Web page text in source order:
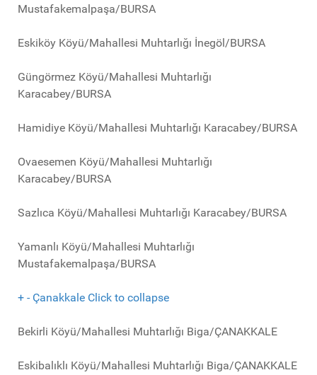
Mustafakemalpaşa/BURSA
Eskiköy Köyü/Mahallesi Muhtarlığı İnegöl/BURSA
Güngörmez Köyü/Mahallesi Muhtarlığı
Karacabey/BURSA
Hamidiye Köyü/Mahallesi Muhtarlığı Karacabey/BURSA
Ovaesemen Köyü/Mahallesi Muhtarlığı
Karacabey/BURSA
Sazlıca Köyü/Mahallesi Muhtarlığı Karacabey/BURSA
Yamanlı Köyü/Mahallesi Muhtarlığı
Mustafakemalpaşa/BURSA
+ - Çanakkale Click to collapse
Bekirli Köyü/Mahallesi Muhtarlığı Biga/ÇANAKKALE
Eskibalıklı Köyü/Mahallesi Muhtarlığı Biga/ÇANAKKALE